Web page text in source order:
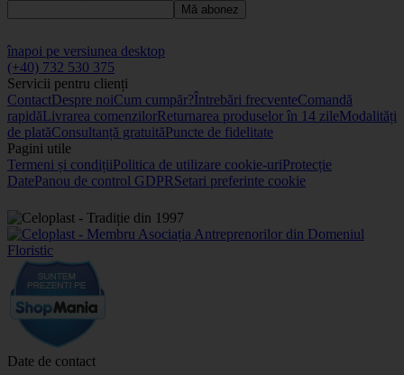
Mă abonez
înapoi pe versiunea desktop
(+40) 732 530 375
Servicii pentru clienți
ContactDespre noiCum cumpăr?Întrebări frecventeComandă
rapidăLivrarea comenzilorReturnarea produselor în 14 zileModalități
de platăConsultanță gratuităPuncte de fidelitate
Pagini utile
Termeni și condițiiPolitica de utilizare cookie-uriProtecție
DatePanou de control GDPRSetari preferinte cookie
Date de contact